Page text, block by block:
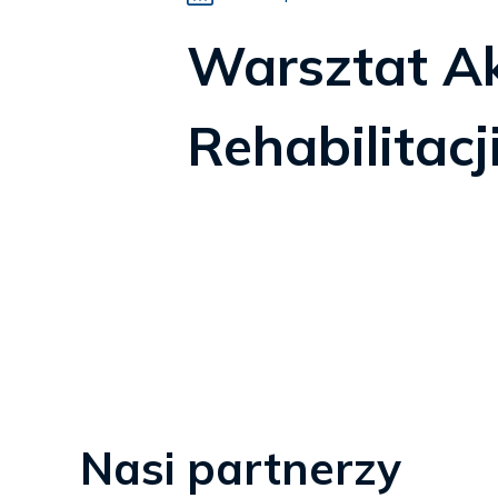
Warsztat
Nasi partnerzy